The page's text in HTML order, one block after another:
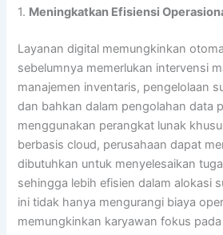
1. Meningkatkan Efisiensi
Layanan digital memungkinkan
sebelumnya memerlukan intervensi
manajemen inventaris, pengelolaan
dan bahkan dalam pengolahan data
menggunakan perangkat lunak
berbasis cloud, perusahaan dapat
dibutuhkan untuk menyelesaikan
sehingga lebih efisien dalam alokasi
ini tidak hanya mengurangi biaya
memungkinkan karyawan fokus